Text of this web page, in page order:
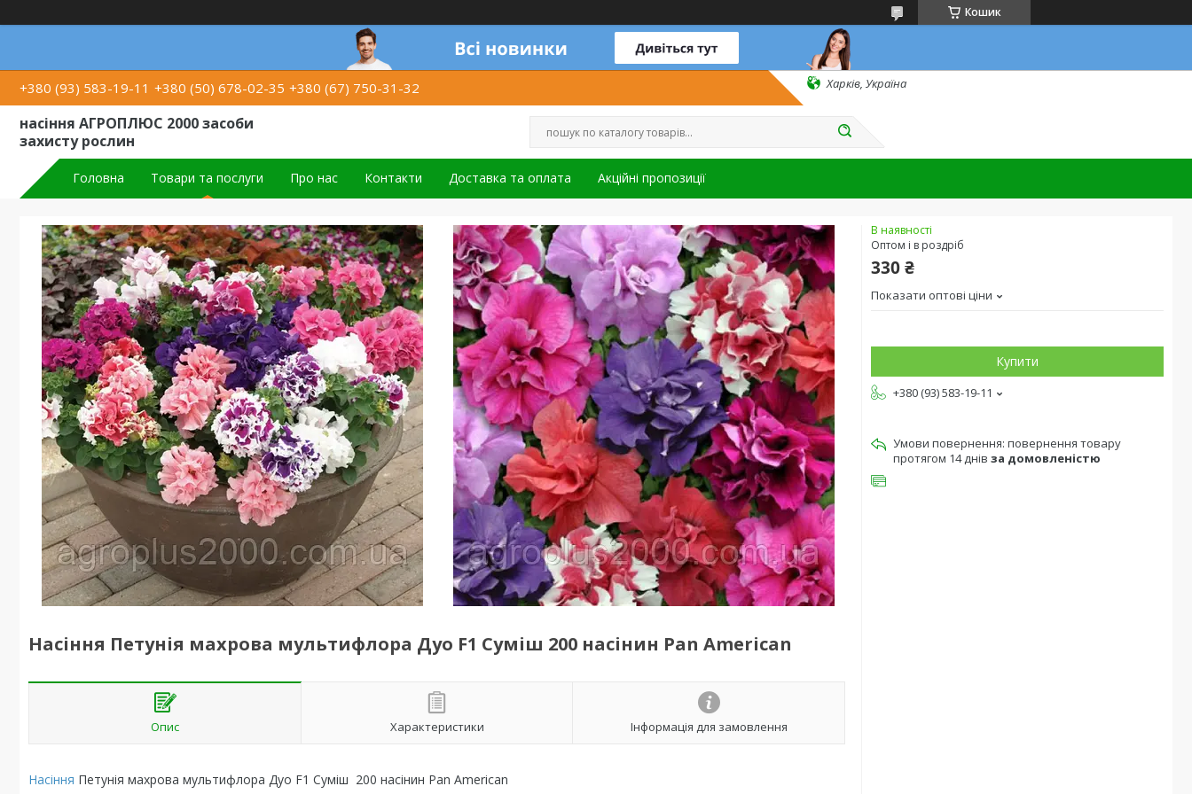
Кошик
+380 (93) 583-19-11 +380 (50) 678-02-35 +380 (67) 750-31-32 Харків, Україна
насіння АГРОПЛЮС 2000 засоби
захисту рослин
Головна Товари та послуги Про нас Контакти Доставка та оплата Акційні пропозиції
Насіння Петунія махрова мультифлора Дуо F1 Суміш 200 насінин Pan American
Опис Характеристики Інформація для замовлення
Насіння Петунія махрова мультифлора Дуо F1 Суміш 200 насінин Pan American
В наявності
Оптом і в роздріб
330 ₴
Показати оптові ціни
Купити
+380 (93) 583-19-11
повернення товару
протягом 14 днів за домовленістю